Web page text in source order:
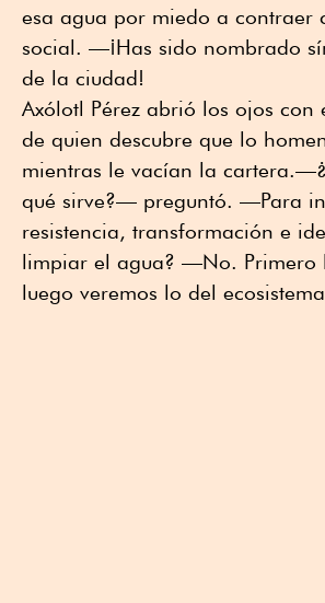
esa agua por miedo a contraer
social. —¡Has sido nombrado
de la ciudad!
Axólotl Pérez abrió los ojos con
de quien descubre que lo
mientras le vacían la
qué sirve?— preguntó. —Para
resistencia, transformación e
limpiar el agua? —No. Primero
luego veremos lo del